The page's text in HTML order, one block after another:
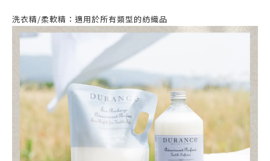
洗衣精/柔軟精：適用於所有類型的紡織品